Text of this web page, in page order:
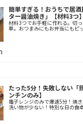
簡単すぎる！おうちで居
ター醤油焼き」【材料3つ】
材料3つでお手軽に作れる。切
単。おつまみにもお弁当にもピ
たった5分！失敗しない「
ンチンのみ】
電子レンジのみで爆速5分！焼
洗い物が少ない！特別な日の食